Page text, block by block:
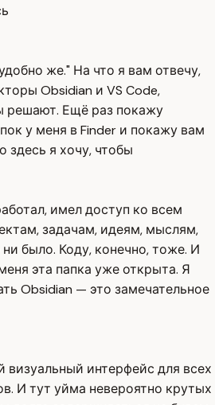
же." На что я вам отвечу,
Obsidian и VS Code,
решают. Ещё раз покажу
у меня в Finder и покажу вам
здесь я хочу, чтобы
имел доступ ко всем
задачам, идеям, мыслям,
было. Коду, конечно, тоже. И
эта папка уже открыта. Я
Obsidian — это замечательное
визуальный интерфейс для всех
И тут уйма невероятно крутых